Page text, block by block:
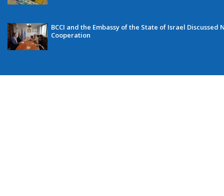
BCCI and the Embassy of the State of Israel
Cooperation